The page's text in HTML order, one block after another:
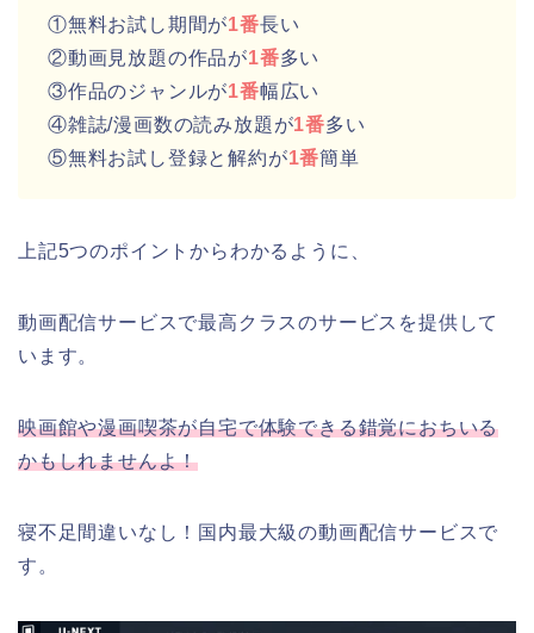
①無料お試し期間が1番長い
②動画見放題の作品が1番多い
③作品のジャンルが1番幅広い
④雑誌/漫画数の読み放題が1番多い
⑤無料お試し登録と解約が1番簡単
上記5つのポイントからわかるように、
動画配信サービスで最高クラスのサービスを提供して
います。
映画館や漫画喫茶が自宅で体験できる錯覚におちいる
かもしれませんよ！
寝不足間違いなし！国内最大級の動画配信サービスで
す。